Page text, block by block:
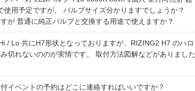
使用予定ですが、 バルブサイズ分かりますでしょうか？
が 普通に純正バルブと交換する用途で使えますか？
Lo 共にH7形状となっておりますが、RIZING2 H7 のハロ
切れないののが実情です。 取付方法図解などがありました
イベントの予約はどこに連絡すればいいですか？